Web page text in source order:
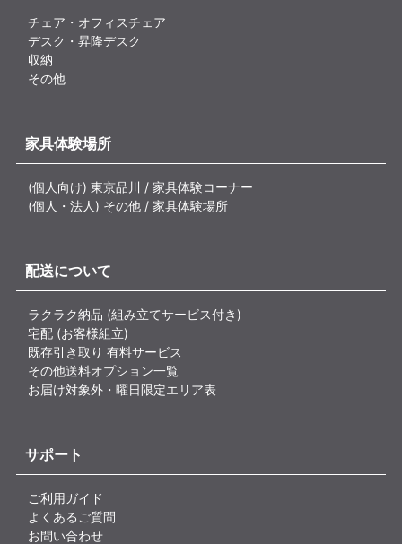
チェア・オフィスチェア
デスク・昇降デスク
収納
その他
家具体験場所
(個人向け) 東京品川 / 家具体験コーナー
(個人・法人) その他 / 家具体験場所
配送について
ラクラク納品 (組み立てサービス付き)
宅配 (お客様組立)
既存引き取り 有料サービス
その他送料オプション一覧
お届け対象外・曜日限定エリア表
サポート
ご利用ガイド
よくあるご質問
お問い合わせ